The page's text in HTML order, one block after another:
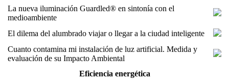
La nueva iluminación Guardled® en sintonía con el
medioambiente
El dilema del alumbrado viajar o llegar a la ciudad inteligente
Cuanto contamina mi instalación de luz artificial. Medida y
evaluación de su Impacto Ambiental
Eficiencia energética